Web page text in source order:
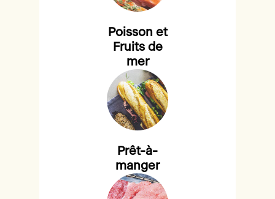
Poisson et
Fruits de
mer
Prêt-à-
manger